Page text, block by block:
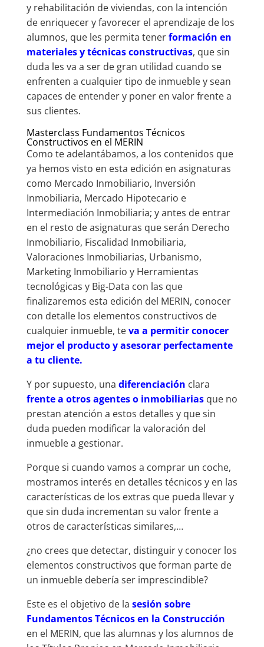
y rehabilitación de viviendas, con la intención
de enriquecer y favorecer el aprendizaje de los
alumnos, que les permita tenerformación en
materiales y técnicas constructivas, que sin
duda les va a ser de gran utilidad cuando se
enfrenten a cualquier tipo de inmueble y sean
capaces de entender y poner en valor frente a
sus clientes.
Masterclass Fundamentos Técnicos
Constructivos en el MERIN
Como te adelantábamos, a los contenidos que
ya hemos visto en esta edición en asignaturas
como Mercado Inmobiliario, Inversión
Inmobiliaria, Mercado Hipotecario e
Intermediación Inmobiliaria; y antes de entrar
en el resto de asignaturas que serán Derecho
Inmobiliario, Fiscalidad Inmobiliaria,
Valoraciones Inmobiliarias, Urbanismo,
Marketing Inmobiliario y Herramientas
tecnológicas y Big-Data con las que
finalizaremos esta edición del MERIN, conocer
con detalle los elementos constructivos de
cualquier inmueble, teva a permitir conocer
mejor el producto y asesorar perfectamente
a tu cliente.
Y por supuesto, una diferenciación clara
frente a otros agentes o inmobiliarias que no
prestan atención a estos detalles y que sin
duda pueden modificar la valoración del
inmueble a gestionar.
Porque si cuando vamos a comprar un coche,
mostramos interés en detalles técnicos y en las
características de los extras que pueda llevar y
que sin duda incrementan su valor frente a
otros de características similares,…
¿no crees que detectar, distinguir y conocer los
elementos constructivos que forman parte de
un inmueble debería ser imprescindible?
Este es el objetivo de la sesión sobre
Fundamentos Técnicos en la Construcción
en el MERIN, que las alumnas y los alumnos de